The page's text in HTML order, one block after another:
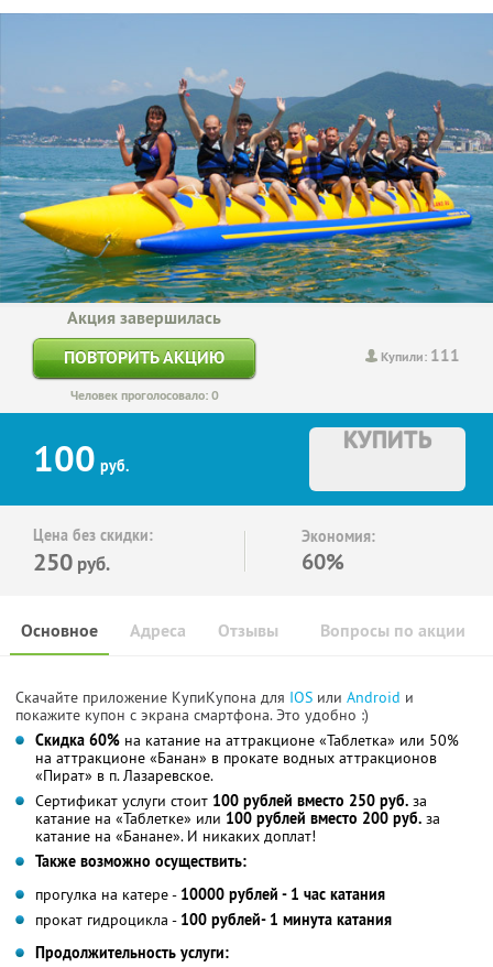
Купили: 111
Акция завершилась
ПОВТОРИТЬ АКЦИЮ
Человек проголосовало: 0
100 руб.
КУПИТЬ
Цена без скидки:
250 руб.
Экономия:
60%
Основное Отзывы Вопросы по акции
Адреса
Скачайте приложение КупиКупона для IOS или Android и
покажите купон с экрана смартфона. Это удобно :)
Скидка 60% на катание на аттракционе «Таблетка» или 50%
на аттракционе «Банан» в прокате водных аттракционов
«Пират» в п. Лазаревское.
Сертификат услуги стоит 100 рублей вместо 250 руб. за
катание на «Таблетке» или 100 рублей вместо 200 руб. за
катание на «Банане». И никаких доплат!
Также возможно осуществить:
прогулка на катере - 10000 рублей - 1 час катания
прокат гидроцикла - 100 рублей- 1 минута катания
Продолжительность услуги: